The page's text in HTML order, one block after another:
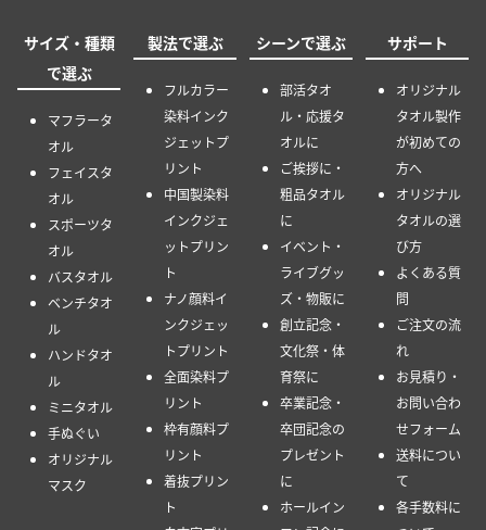
サイズ・種類
で選ぶ
マフラータ
オル
フェイスタ
オル
スポーツタ
オル
バスタオル
ベンチタオ
ル
ハンドタオ
ル
ミニタオル
手ぬぐい
オリジナル
マスク
製法で選ぶ
フルカラー
染料インク
ジェットプ
リント
中国製染料
インクジェ
ットプリン
ト
ナノ顔料イ
ンクジェッ
トプリント
全面染料プ
リント
枠有顔料プ
リント
着抜プリン
ト
シーンで選ぶ
部活タオ
ル・応援タ
オルに
ご挨拶に・
粗品タオル
に
イベント・
ライブグッ
ズ・物販に
創立記念・
文化祭・体
育祭に
卒業記念・
卒団記念の
プレゼント
に
ホールイン
サポート
オリジナル
タオル製作
が初めての
方へ
オリジナル
タオルの選
び方
よくある質
問
ご注文の流
れ
お見積り・
お問い合わ
せフォーム
送料につい
て
各手数料に